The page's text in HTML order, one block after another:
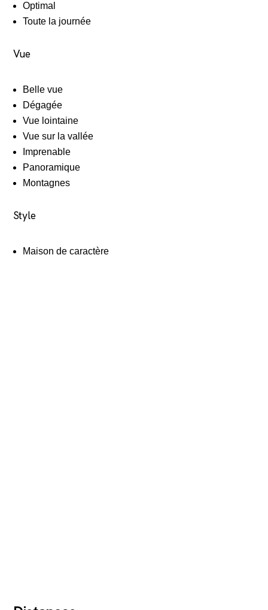
Optimal
Toute la journée
Vue
Belle vue
Dégagée
Vue lointaine
Vue sur la vallée
Imprenable
Panoramique
Montagnes
Style
Maison de caractère